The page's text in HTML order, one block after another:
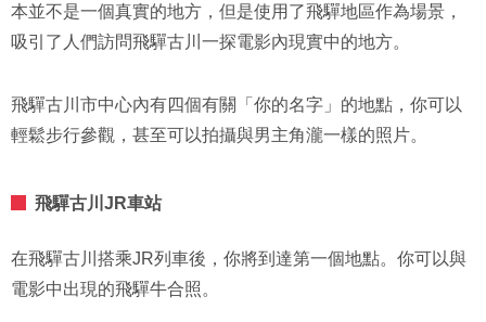
本並不是一個真實的地方，但是使用了飛驒地區作為場景，
吸引了人們訪問飛驒古川一探電影內現實中的地方。
飛驒古川市中心內有四個有關「你的名字」的地點，你可以
輕鬆步行參觀，甚至可以拍攝與男主角瀧一樣的照片。
飛驒古川JR車站
在飛驒古川搭乘JR列車後，你將到達第一個地點。你可以與
電影中出現的飛驒牛合照。